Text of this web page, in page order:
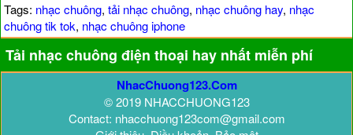
Tags: nhạc chuông, tải nhạc chuông, nhạc chuông hay, nhạc
chuông tik tok, nhạc chuông iphone
Tải nhạc chuông điện thoại hay nhất miễn phí
NhacChuong123.Com
© 2019 NHACCHUONG123
Contact: nhacchuong123com@gmail.com